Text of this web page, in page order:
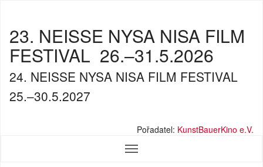
23. NEISSE NYSA NISA FILM
FESTIVAL 26.–31.5.2026
24. NEISSE NYSA NISA FILM FESTIVAL
25.–30.5.2027
Pořadatel: KunstBauerKino e.V.